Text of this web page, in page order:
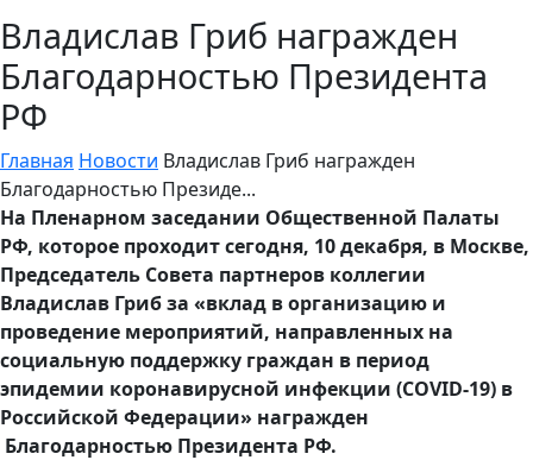
Владислав Гриб награжден
Благодарностью Президента
РФ
Главная Новости Владислав Гриб награжден
Благодарностью Президе...
На Пленарном заседании Общественной Палаты
РФ, которое проходит сегодня, 10 декабря, в Москве,
Председатель Совета партнеров коллегии
Владислав Гриб за «вклад в организацию и
проведение мероприятий, направленных на
социальную поддержку граждан в период
эпидемии коронавирусной инфекции (COVID-19) в
Российской Федерации» награжден
Благодарностью Президента РФ.